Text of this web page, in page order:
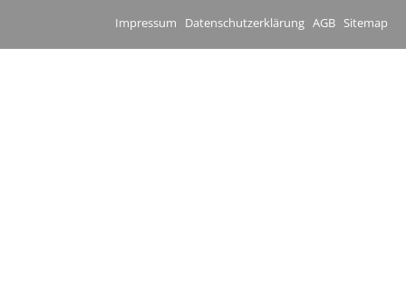
Impressum Datenschutzerklärung AGB Sitemap